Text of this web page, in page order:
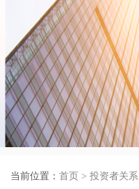
当前位置： 首页 > 投资者关系